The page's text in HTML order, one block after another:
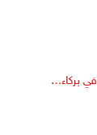
في بركاء…